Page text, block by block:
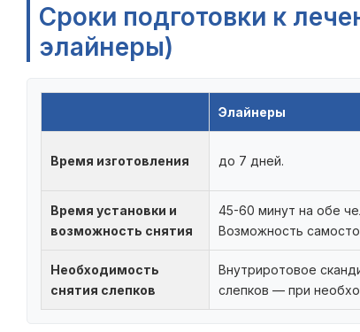
Сроки подготовки к
элайнеры)
Элайнеры
Время изготовления до 7 дней.
Время установки и
возможность снятия
45-60 минут на обе
Возможность
Необходимость
снятия слепков
Внутриротовое
слепков — при